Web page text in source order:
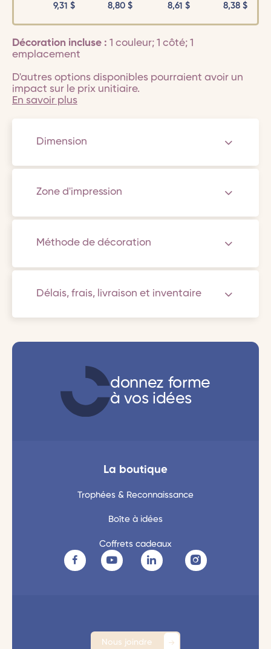
9,31 $ 8,80$ 8,61$ 8,38$
Décoration incluse : 1 couleur; 1 côté; 1
emplacement
D'autres options disponibles pourraient avoir un
impact sur le prix unitiaire.
En savoir plus
Dimension
Zone d'impression
Méthode de décoration
Délais, frais, livraison et inventaire
donnez forme
à vos idées
La boutique
Trophées & Reconnaissance
Boîte à idées
Coffrets cadeaux
Nous joindre